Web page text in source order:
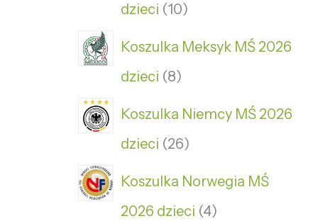
dzieci 10
Koszulka Meksyk MŚ 2026
dzieci 8
Koszulka Niemcy MŚ 2026
dzieci 26
Koszulka Norwegia MŚ
2026 dzieci 4